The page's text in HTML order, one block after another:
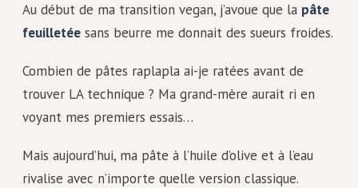
Au début de ma transition vegan, j’avoue que la pâte
feuilletée sans beurre me donnait des sueurs froides.
Combien de pâtes raplapla ai-je ratées avant de
trouver LA technique ? Ma grand-mère aurait ri en
voyant mes premiers essais…
Mais aujourd’hui, ma pâte à l’huile d’olive et à l’eau
rivalise avec n’importe quelle version classique.